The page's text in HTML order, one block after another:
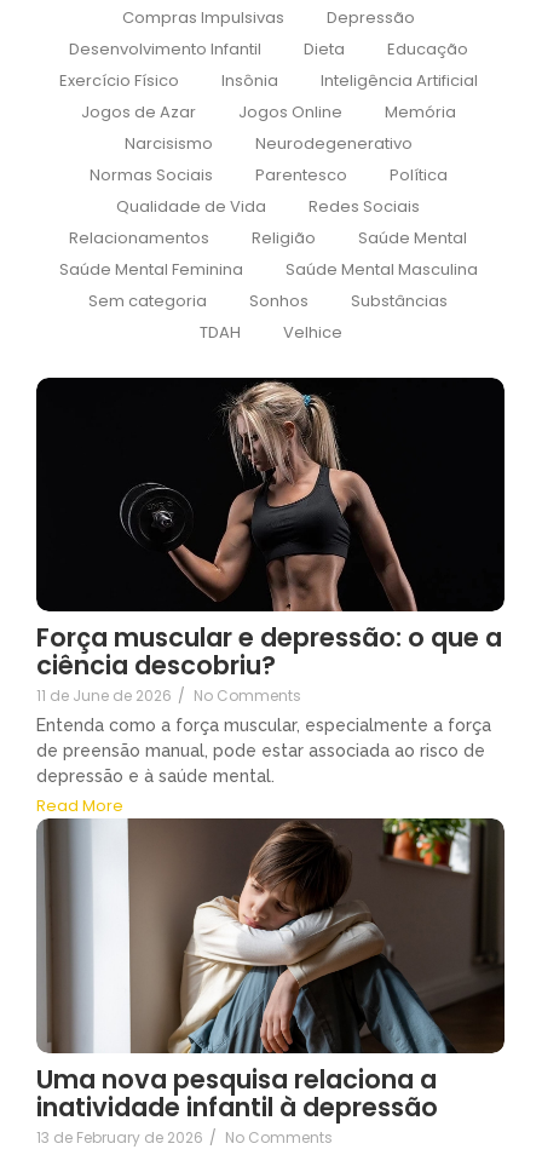
Compras Impulsivas
Depressão
Desenvolvimento Infantil
Dieta
Educação
Exercício Físico
Insônia
Inteligência Artificial
Jogos de Azar
Jogos Online
Memória
Narcisismo
Neurodegenerativo
Normas Sociais
Parentesco
Política
Qualidade de Vida
Redes Sociais
Relacionamentos
Religião
Saúde Mental
Saúde Mental Feminina
Saúde Mental Masculina
Sem categoria
Sonhos
Substâncias
TDAH
Velhice
Força muscular e depressão: o que a
ciência descobriu?
11 de June de 2026 / No Comments
Entenda como a força muscular, especialmente a força
de preensão manual, pode estar associada ao risco de
depressão e à saúde mental.
Read More
Uma nova pesquisa relaciona a
inatividade infantil à depressão
13 de February de 2026 / No Comments